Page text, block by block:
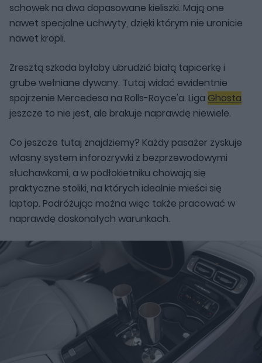
schowek na dwa dopasowane kieliszki. Mają one
nawet specjalne uchwyty, dzięki którym nie uronicie
nawet kropli.
Zresztą szkoda byłoby ubrudzić białą tapicerkę i
grube wełniane dywany. Tutaj widać ewidentnie
spojrzenie Mercedesa na Rolls-Royce'a. Liga Ghosta
jeszcze to nie jest, ale brakuje naprawdę niewiele.
Co jeszcze tutaj znajdziemy? Każdy pasażer zyskuje
własny system inforozrywki z bezprzewodowymi
słuchawkami, a w podłokietniku chowają się
praktyczne stoliki, na których idealnie mieści się
laptop. Podróżując można więc także pracować w
naprawdę doskonałych warunkach.